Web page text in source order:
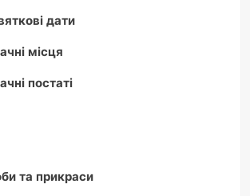
дати
місця
постаті
та прикраси